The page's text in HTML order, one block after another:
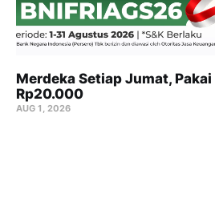
Merdeka Setiap Jumat,
Rp20.000
AUG 1, 2026